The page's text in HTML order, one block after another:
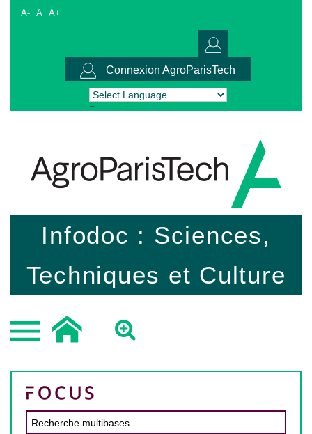
A- A A+
Connexion AgroParisTech
Powered by Translate
Infodoc : Sciences,
Techniques et Culture